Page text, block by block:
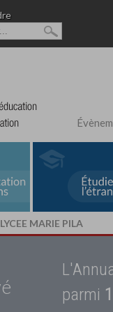
MARIE PILA
parmi